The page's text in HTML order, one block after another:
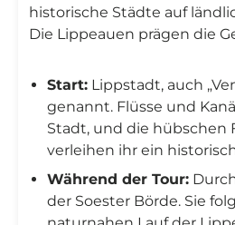
historische Städte auf
Die Lippeauen prägen die
Start: Lippstadt, auch
genannt. Flüsse und
Stadt, und die hübschen
verleihen ihr ein
Während der Tour:
der Soester Börde. Sie